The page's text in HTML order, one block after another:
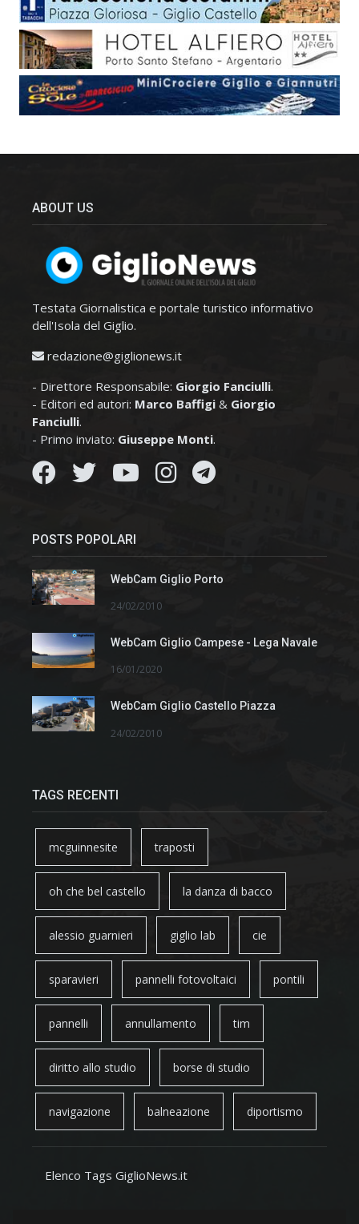
ABOUT US
Testata Giornalistica e portale turistico informativo
dell'Isola del Giglio.
redazione@giglionews.it
- Direttore Responsabile: Giorgio Fanciulli.
- Editori ed autori: Marco Baffigi & Giorgio
Fanciulli.
- Primo inviato: Giuseppe Monti.
POSTS POPOLARI
WebCam Giglio Porto
24/02/2010
WebCam Giglio Campese - Lega Navale
16/01/2020
WebCam Giglio Castello Piazza
24/02/2010
TAGS RECENTI
mcguinnesite traposti
oh che bel castello la danza di bacco
alessio guarnieri giglio lab cie
sparavieri pannelli fotovoltaici pontili
pannelli annullamento tim
diritto allo studio borse di studio
navigazione balneazione diportismo
Elenco Tags GiglioNews.it